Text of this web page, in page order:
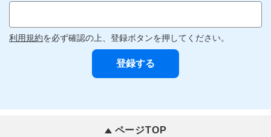
利用規約を必ず確認の上、登録ボタンを押してください。
ページTOP